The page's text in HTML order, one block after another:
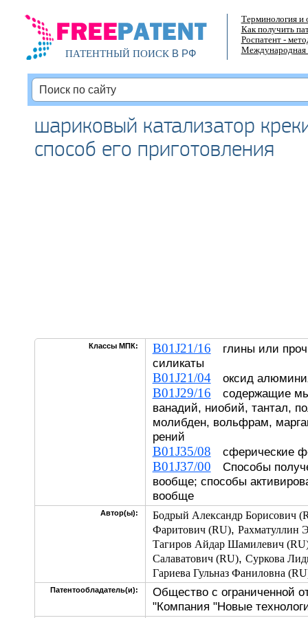
ПАТЕНТНЫЙ ПОИСКВ РФ
Терминология и
Как получить
Роспатент -
Международная
шариковый катализатор
способ его приготовления
Классы МПК: B01J21/16 глины или
силикаты
B01J21/04оксид
B01J29/16 содержащие
ванадий, ниобий, тантал,
молибден, вольфрам,
рений
B01J35/08 сферические
B01J37/00 Способы
вообще; способы
вообще
Автор(ы):
Бодрый Александр Борисович
Фаритович (RU), Рахматуллин
Тагиров Айдар Шамилевич
Салаватович (RU), Суркова
Гариева Гульназ Фаниловна
Патентообладатель(и):
Общество с ограниченной
"Компания "Новые